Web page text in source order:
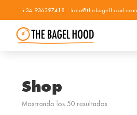
+34 936397418 hola@thebagelhood.com
Shop
Mostrando los 50 resultados